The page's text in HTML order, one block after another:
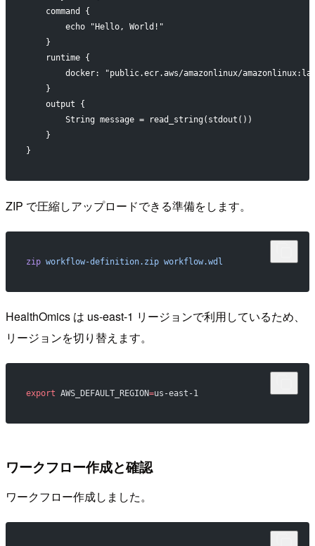
    command {
        echo "Hello, World!"
    }
    runtime {
docker: "public.ecr.aws/amazonlinux/
    }
    output {
        String message = read_string(stdout())
    }
}
ZIP で圧縮しアップロードできる準備をします。
zip workflow-definition.zip workflow.wdl
HealthOmics は us-east-1 リージョンで利用しているため、
リージョンを切り替えます。
export AWS_DEFAULT_REGION=us-east-1
ワークフロー作成と確認
ワークフロー作成しました。